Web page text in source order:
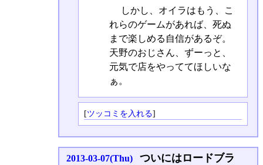
しかし、オイラはもう、こ
れらのゲームがあれば、死ぬ
まで楽しめる自信があるぞ。
天野のおじさん、ずーっと、
元気で店をやっててほしいな
ぁ。
[ツッコミを入れる]
2013-03-07(Thu)
ついにはロードブラ